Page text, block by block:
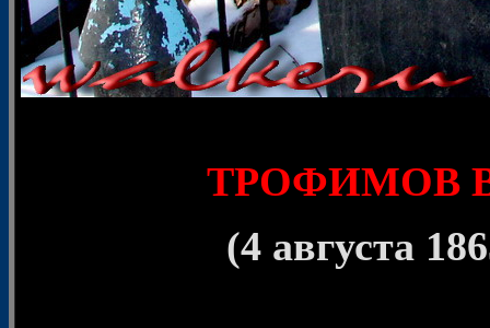
ТРОФИМОВ
(4 августа